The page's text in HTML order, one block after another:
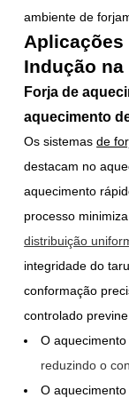
ambiente de
Aplicações
Indução
Forja de
aquecimento
Os sistemasde
destacam no
aquecimento
processo
distribuição
integridade do
conformação
controlado
O
reduzindo o
O